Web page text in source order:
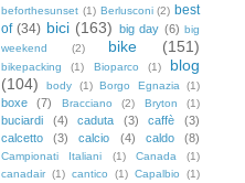
beforthesunset (1) Berlusconi (2) best
of (34) bici (163) big day (6) big
weekend
(2) bike (151)
bikepacking (1) Bioparco (1)
blog
(104)
body (1) Borgo Egnazia (1)
boxe (7) Bracciano (2) Bryton (1)
buciardi (4) caduta (3) caffè
(3)
calcetto
(3) calcio (4) caldo (8)
Campionati Italiani (1) Canada
(1)
canadair (1) cantico (1) Capalbio
(1)